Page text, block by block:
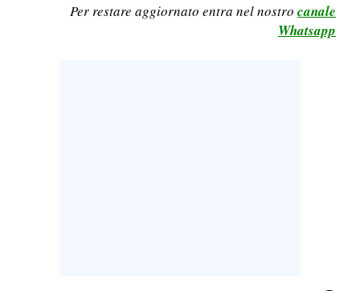
Per restare aggiornato entra nel nostro canale
Whatsapp